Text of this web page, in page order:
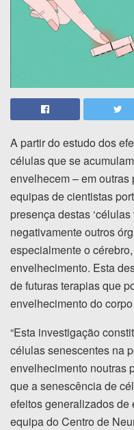
A partir do estudo dos
células que se
envelhecem – em
equipas de cientistas
presença destas
negativamente outros
especialmente o
envelhecimento. Esta
de futuras terapias que
envelhecimento do
“Esta investigação
células senescentes na
envelhecimento noutras
que a senescência de
efeitos generalizados de
equipa do Centro de